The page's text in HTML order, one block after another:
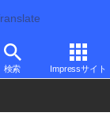
検索 Impressサイト